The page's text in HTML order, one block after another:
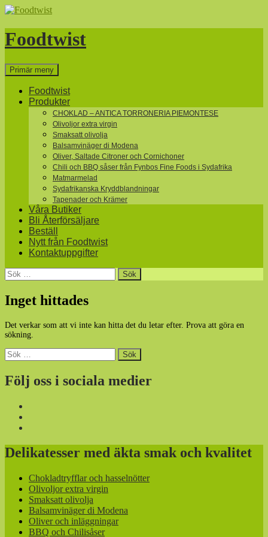
Hoppa
innehåll
Foodtwist
Sök
Primär meny
Foodtwist
Produkter
CHOKLAD – ANTICA TORRONERIA PIEMONTESE
Olivoljor extra virgin
Smaksatt olivolja
Balsamvinäger di Modena
Oliver, Saltade Citroner och Cornichoner
Chili och BBQ såser från Fynbos Fine Foods i Sydafrika
Matmarmelad
Sydafrikanska Kryddblandningar
Tapenader och Krämer
Våra Butiker
Bli Återförsäljare
Beställ
Nytt från Foodtwist
Kontaktuppgifter
Sök
efter:
Inget hittades
Det verkar som att vi inte kan hitta det du letar efter. Prova att göra en
sökning.
Sök
efter:
Följ oss i sociala medier
Delikatesser med äkta smak och kvalitet
Chokladtryfflar och hasselnötter
Olivoljor extra virgin
Smaksatt olivolja
Balsamvinäger di Modena
Oliver och inläggningar
BBQ och Chilisåser